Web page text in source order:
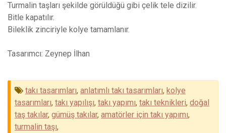
Turmalin taşları şekilde görüldüğü gibi çelik tele dizilir.
Bitle kapatılır.
Bileklik zinciriyle kolye tamamlanır.
Tasarımcı: Zeynep İlhan
takı tasarımları, anlatımlı takı tasarımları, kolye
tasarımları, takı yapılışı, takı yapımı, takı teknikleri, doğal
taş takılar, gümüş takılar, amatörler için takı yapımı,
turmalin taşı,